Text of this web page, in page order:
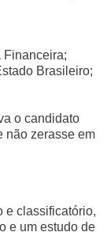
Financeira;
Brasileiro;
o candidato
não zerasse em
e classificatório,
e um estudo de